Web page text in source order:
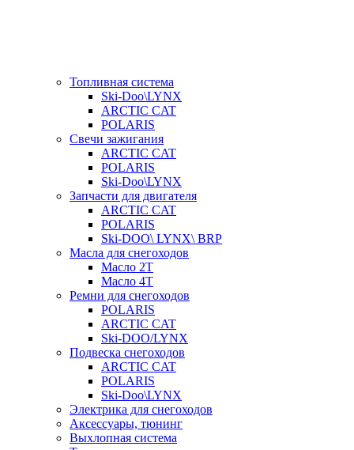
Топливная система
Ski-Doo\LYNX
ARCTIC CAT
POLARIS
Свечи зажигания
ARCTIC CAT
POLARIS
Ski-Doo\LYNX
Запчасти для двигателя
ARCTIC CAT
POLARIS
Ski-DOO\ LYNX\ BRP
Масла для снегоходов
Масло 2Т
Масло 4Т
Ремни для снегоходов
POLARIS
ARCTIC CAT
Ski-DOO/LYNX
Подвеска снегоходов
ARCTIC CAT
POLARIS
Ski-Doo\LYNX
Электрика для снегоходов
Аксессуары, тюнинг
Выхлопная система